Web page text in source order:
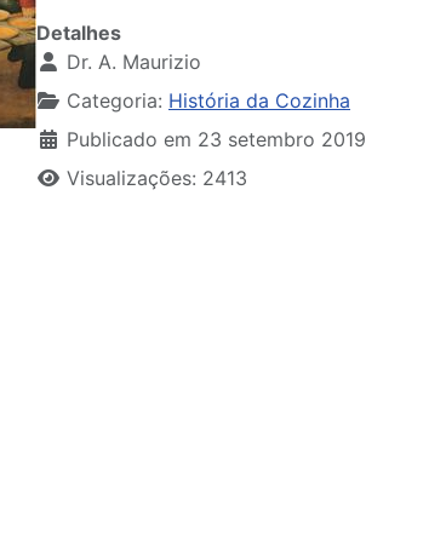
Detalhes
Dr. A. Maurizio
Categoria: História da Cozinha
Publicado em 23 setembro 2019
Visualizações: 2413
Instituto Cultura